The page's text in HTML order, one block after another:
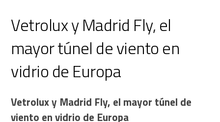
Vetrolux y Madrid Fly, el
mayor túnel de viento en
vidrio de Europa
Vetrolux y Madrid Fly, el mayor túnel de
viento en vidrio de Europa